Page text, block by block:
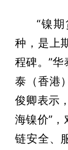
“镍
种，是上
程碑。”
泰（香港
俊卿表示
海镍价”
链安全、